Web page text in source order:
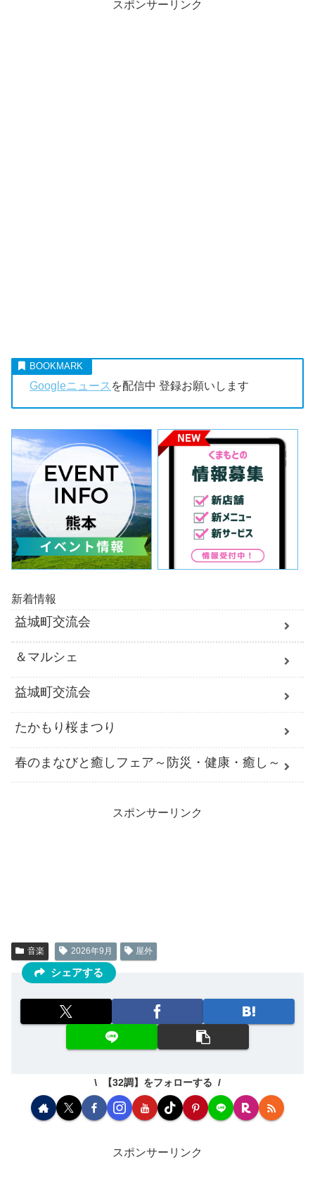
スポンサーリンク
Googleニュース を配信中 登録お願いします
新着情報
益城町交流会
＆マルシェ
益城町交流会
たかもり桜まつり
春のまなびと癒しフェア～防災・健康・癒し～
スポンサーリンク
音楽 2026年9月 屋外
シェアする
【32調】をフォローする
スポンサーリンク